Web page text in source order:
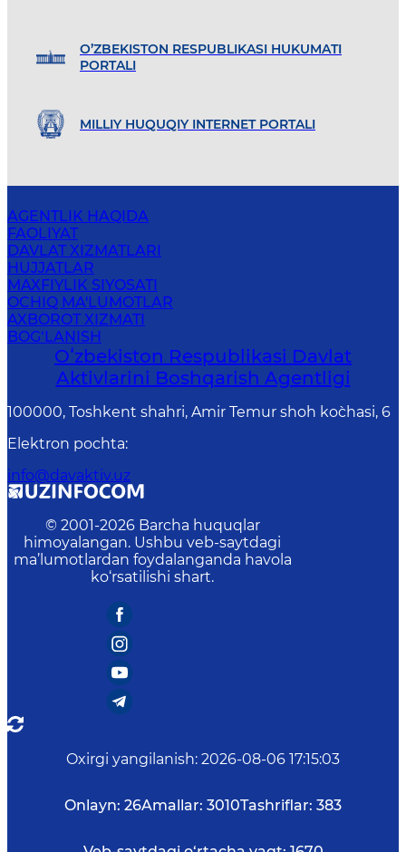
O’ZBEKISTON RESPUBLIKASI HUKUMATI
PORTALI
MILLIY HUQUQIY INTERNET PORTALI
AGENTLIK HAQIDA
FAOLIYAT
DAVLAT XIZMATLARI
HUJJATLAR
MAXFIYLIK SIYOSATI
OCHIQ MA'LUMOTLAR
AXBOROT XIZMATI
BOG‘LANISH
Oʻzbekiston Respublikasi Davlat
Aktivlarini Boshqarish Agentligi
100000, Toshkent shahri, Amir Temur shoh ko`chasi, 6
Elektron pochta:
info@davaktiv.uz
© 2001-2026 Barcha huquqlar
himoyalangan. Ushbu veb-saytdagi
ma’lumotlardan foydalanganda havola
ko‘rsatilishi shart.
Oxirgi yangilanish: 2026-08-06 17:15:03
Onlayn: 26Amallar: 3010Tashriflar: 383